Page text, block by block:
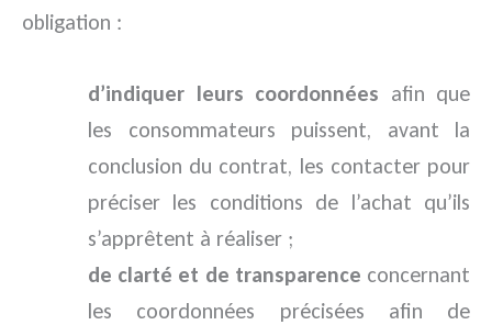
obligation :
d’indiquer leurs coordonnées afin que
les consommateurs puissent, avant la
conclusion du contrat, les contacter pour
préciser les conditions de l’achat qu’ils
s’apprêtent à réaliser ;
de clarté et de transparence concernant
les coordonnées précisées afin de